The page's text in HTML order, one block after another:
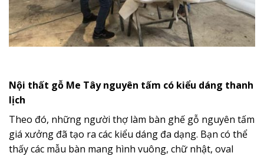
Nội thất gỗ Me Tây nguyên tấm có kiểu dáng thanh
lịch
Theo đó, những người thợ làm bàn ghế gỗ nguyên tấm
giá xưởng đã tạo ra các kiểu dáng đa dạng. Bạn có thể
thấy các mẫu bàn mang hình vuông, chữ nhật, oval